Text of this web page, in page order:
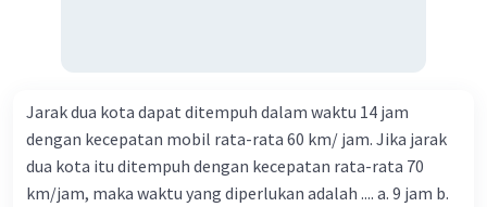
Jarak dua kota dapat ditempuh dalam waktu 14 jam
dengan kecepatan mobil rata-rata 60 km/ jam. Jika jarak
dua kota itu ditempuh dengan kecepatan rata-rata 70
km/jam, maka waktu yang diperlukan adalah .... a. 9 jam b.